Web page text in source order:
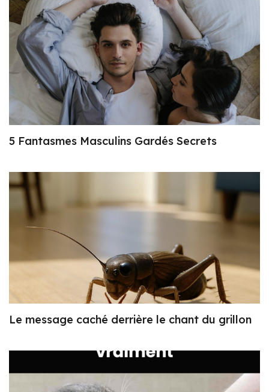
5 Fantasmes Masculins Gardés Secrets
Le message caché derrière le chant du grillon